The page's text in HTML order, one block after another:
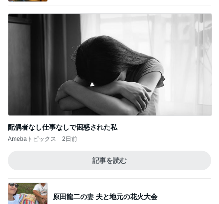
配偶者なし仕事なしで困惑された私
Amebaトピックス 2日前
記事を読む
原田龍二の妻 夫と地元の花火大会